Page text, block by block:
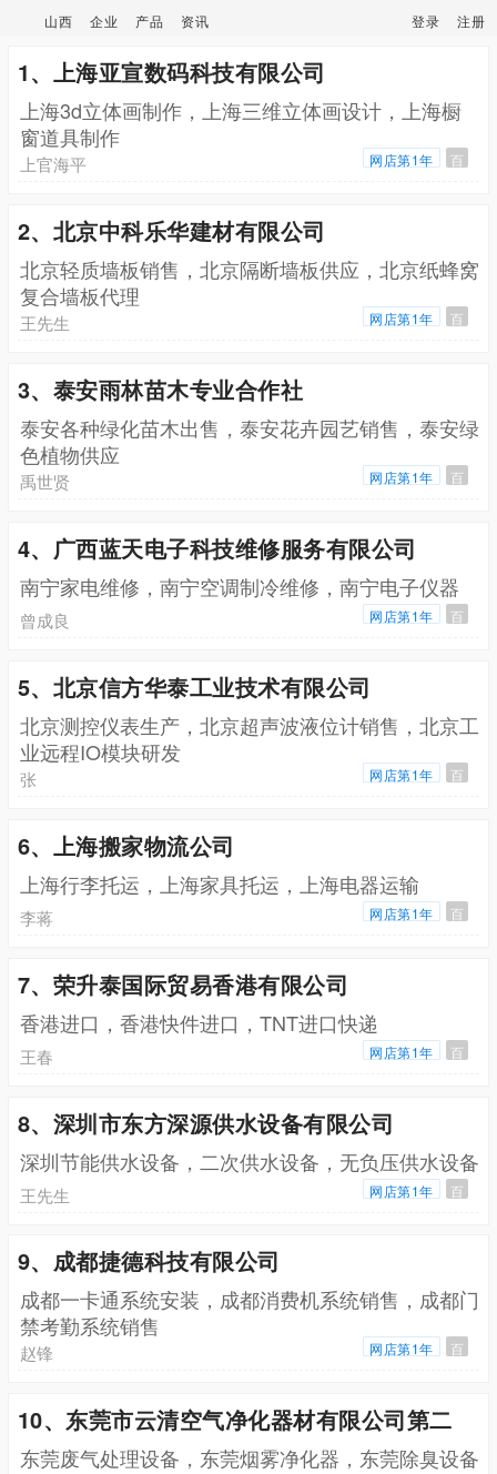
山西 企业 产品 资讯 登录 注册
1、上海亚宣数码科技有限公司
上海3d立体画制作，上海三维立体画设计，上海橱
窗道具制作
上官海平 网店第1年 百
2、北京中科乐华建材有限公司
北京轻质墙板销售，北京隔断墙板供应，北京纸蜂窝
复合墙板代理
王先生 网店第1年 百
3、泰安雨林苗木专业合作社
泰安各种绿化苗木出售，泰安花卉园艺销售，泰安绿
色植物供应
禹世贤 网店第1年 百
4、广西蓝天电子科技维修服务有限公司
南宁家电维修，南宁空调制冷维修，南宁电子仪器
曾成良 网店第1年 百
5、北京信方华泰工业技术有限公司
北京测控仪表生产，北京超声波液位计销售，北京工
业远程IO模块研发
张 网店第1年 百
6、上海搬家物流公司
上海行李托运，上海家具托运，上海电器运输
李蒋 网店第1年 百
7、荣升泰国际贸易香港有限公司
香港进口，香港快件进口，TNT进口快递
王春 网店第1年 百
8、深圳市东方深源供水设备有限公司
深圳节能供水设备，二次供水设备，无负压供水设备
王先生 网店第1年 百
9、成都捷德科技有限公司
成都一卡通系统安装，成都消费机系统销售，成都门
禁考勤系统销售
赵锋 网店第1年 百
10、东莞市云清空气净化器材有限公司第二
东莞废气处理设备，东莞烟雾净化器，东莞除臭设备